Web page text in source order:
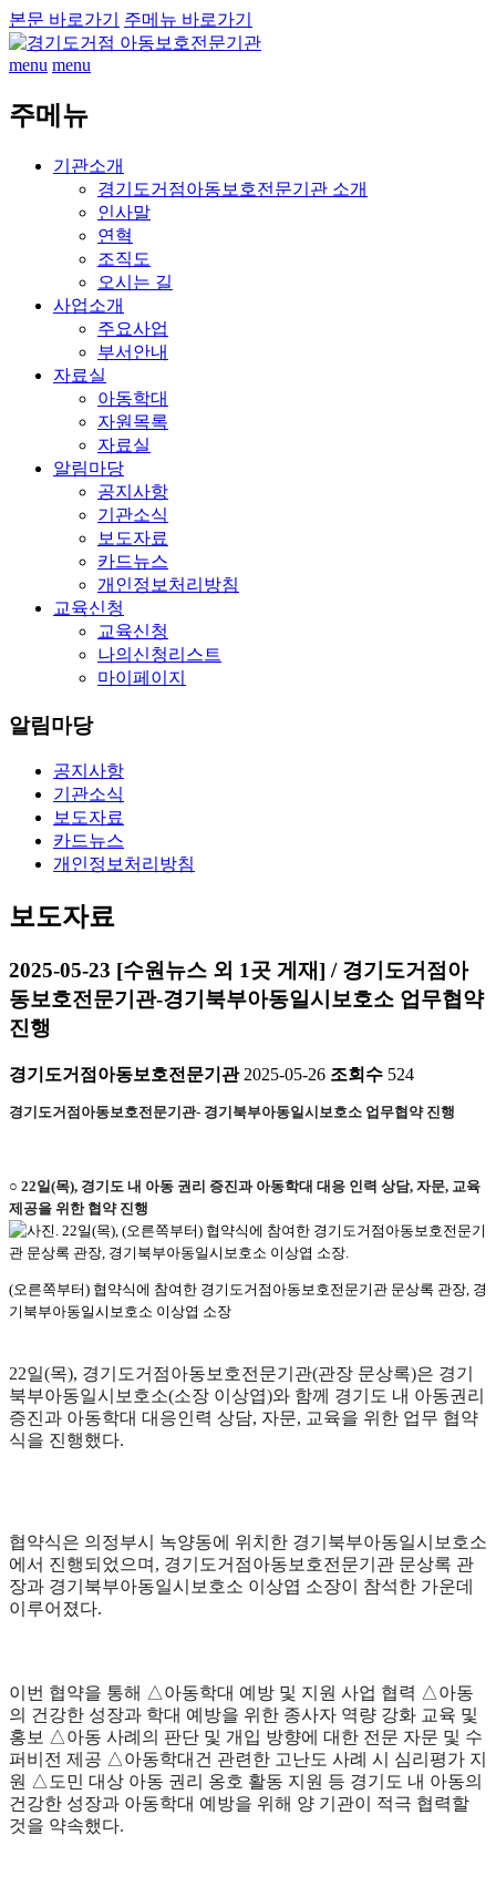
본문 바로가기 주메뉴 바로가기
menu menu
주메뉴
기관소개
경기도거점아동보호전문기관 소개
인사말
연혁
조직도
오시는 길
사업소개
주요사업
부서안내
자료실
아동학대
자원목록
자료실
알림마당
공지사항
기관소식
보도자료
카드뉴스
개인정보처리방침
교육신청
교육신청
나의신청리스트
마이페이지
알림마당
공지사항
기관소식
보도자료
카드뉴스
개인정보처리방침
보도자료
2025-05-23 [수원뉴스 외 1곳 게재] / 경기도거점아
동보호전문기관-경기북부아동일시보호소 업무협약
진행
경기도거점아동보호전문기관 2025-05-26 조회수 524
경기도거점아동보호전문기관- 경기북부아동일시보호소 업무협약 진행
○ 22일(목), 경기도 내 아동 권리 증진과 아동학대 대응 인력 상담, 자문, 교육
제공을 위한 협약 진행
(오른쪽부터) 협약식에 참여한 경기도거점아동보호전문기관 문상록 관장, 경
기북부아동일시보호소 이상엽 소장
22일(목), 경기도거점아동보호전문기관(관장 문상록)은 경기
북부아동일시보호소(소장 이상엽)와 함께 경기도 내 아동권리
증진과 아동학대 대응인력 상담, 자문, 교육을 위한 업무 협약
식을 진행했다.
협약식은 의정부시 녹양동에 위치한 경기북부아동일시보호소
에서 진행되었으며, 경기도거점아동보호전문기관 문상록 관
장과 경기북부아동일시보호소 이상엽 소장이 참석한 가운데
이루어졌다.
이번 협약을 통해 △아동학대 예방 및 지원 사업 협력 △아동
의 건강한 성장과 학대 예방을 위한 종사자 역량 강화 교육 및
홍보 △아동 사례의 판단 및 개입 방향에 대한 전문 자문 및 수
퍼비전 제공 △아동학대건 관련한 고난도 사례 시 심리평가 지
원 △도민 대상 아동 권리 옹호 활동 지원 등 경기도 내 아동의
건강한 성장과 아동학대 예방을 위해 양 기관이 적극 협력할
것을 약속했다.